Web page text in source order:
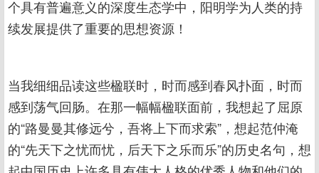
个具有普遍意义的深度生态学中，阳明学为人类的持
续发展提供了重要的思想资源！
当我细细品读这些楹联时，时而感到春风扑面，时而
感到荡气回肠。在那一幅幅楹联面前，我想起了屈原
的“路曼曼其修远兮，吾将上下而求索”，想起范仲淹
的“先天下之忧而忧，后天下之乐而乐”的历史名句，想